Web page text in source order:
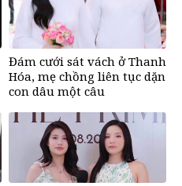
Đám cưới sát vách ở Thanh
Hóa, mẹ chồng liên tục dặn
con dâu một câu